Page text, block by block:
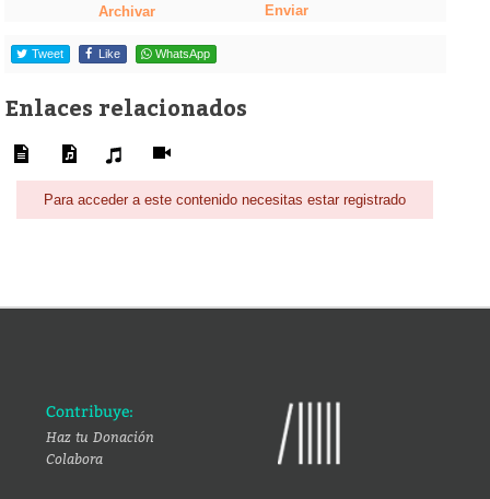
Archivar Enviar
Tweet Like WhatsApp
Enlaces relacionados
Para acceder a este contenido necesitas estar registrado
Contribuye:
Haz tu Donación
Colabora